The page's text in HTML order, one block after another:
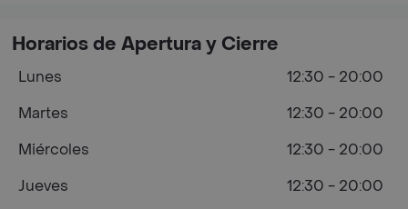
Horarios de Apertura y Cierre
Lunes
12:30 - 20:00
Martes
12:30 - 20:00
Miércoles
12:30 - 20:00
Jueves
12:30 - 20:00